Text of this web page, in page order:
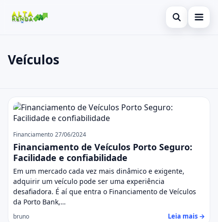
Abrir busca
Conta Digital
Empréstimo
Finanças
Imóvel
Legal
Pressione Enter para buscar ou ESC para fechar.
Veículos
Veículos
Financiamento 27/06/2024
Financiamento de Veículos Porto Seguro:
Facilidade e confiabilidade
Em um mercado cada vez mais dinâmico e exigente,
adquirir um veículo pode ser uma experiência
desafiadora. É aí que entra o Financiamento de Veículos
da Porto Bank,…
bruno Leia mais →